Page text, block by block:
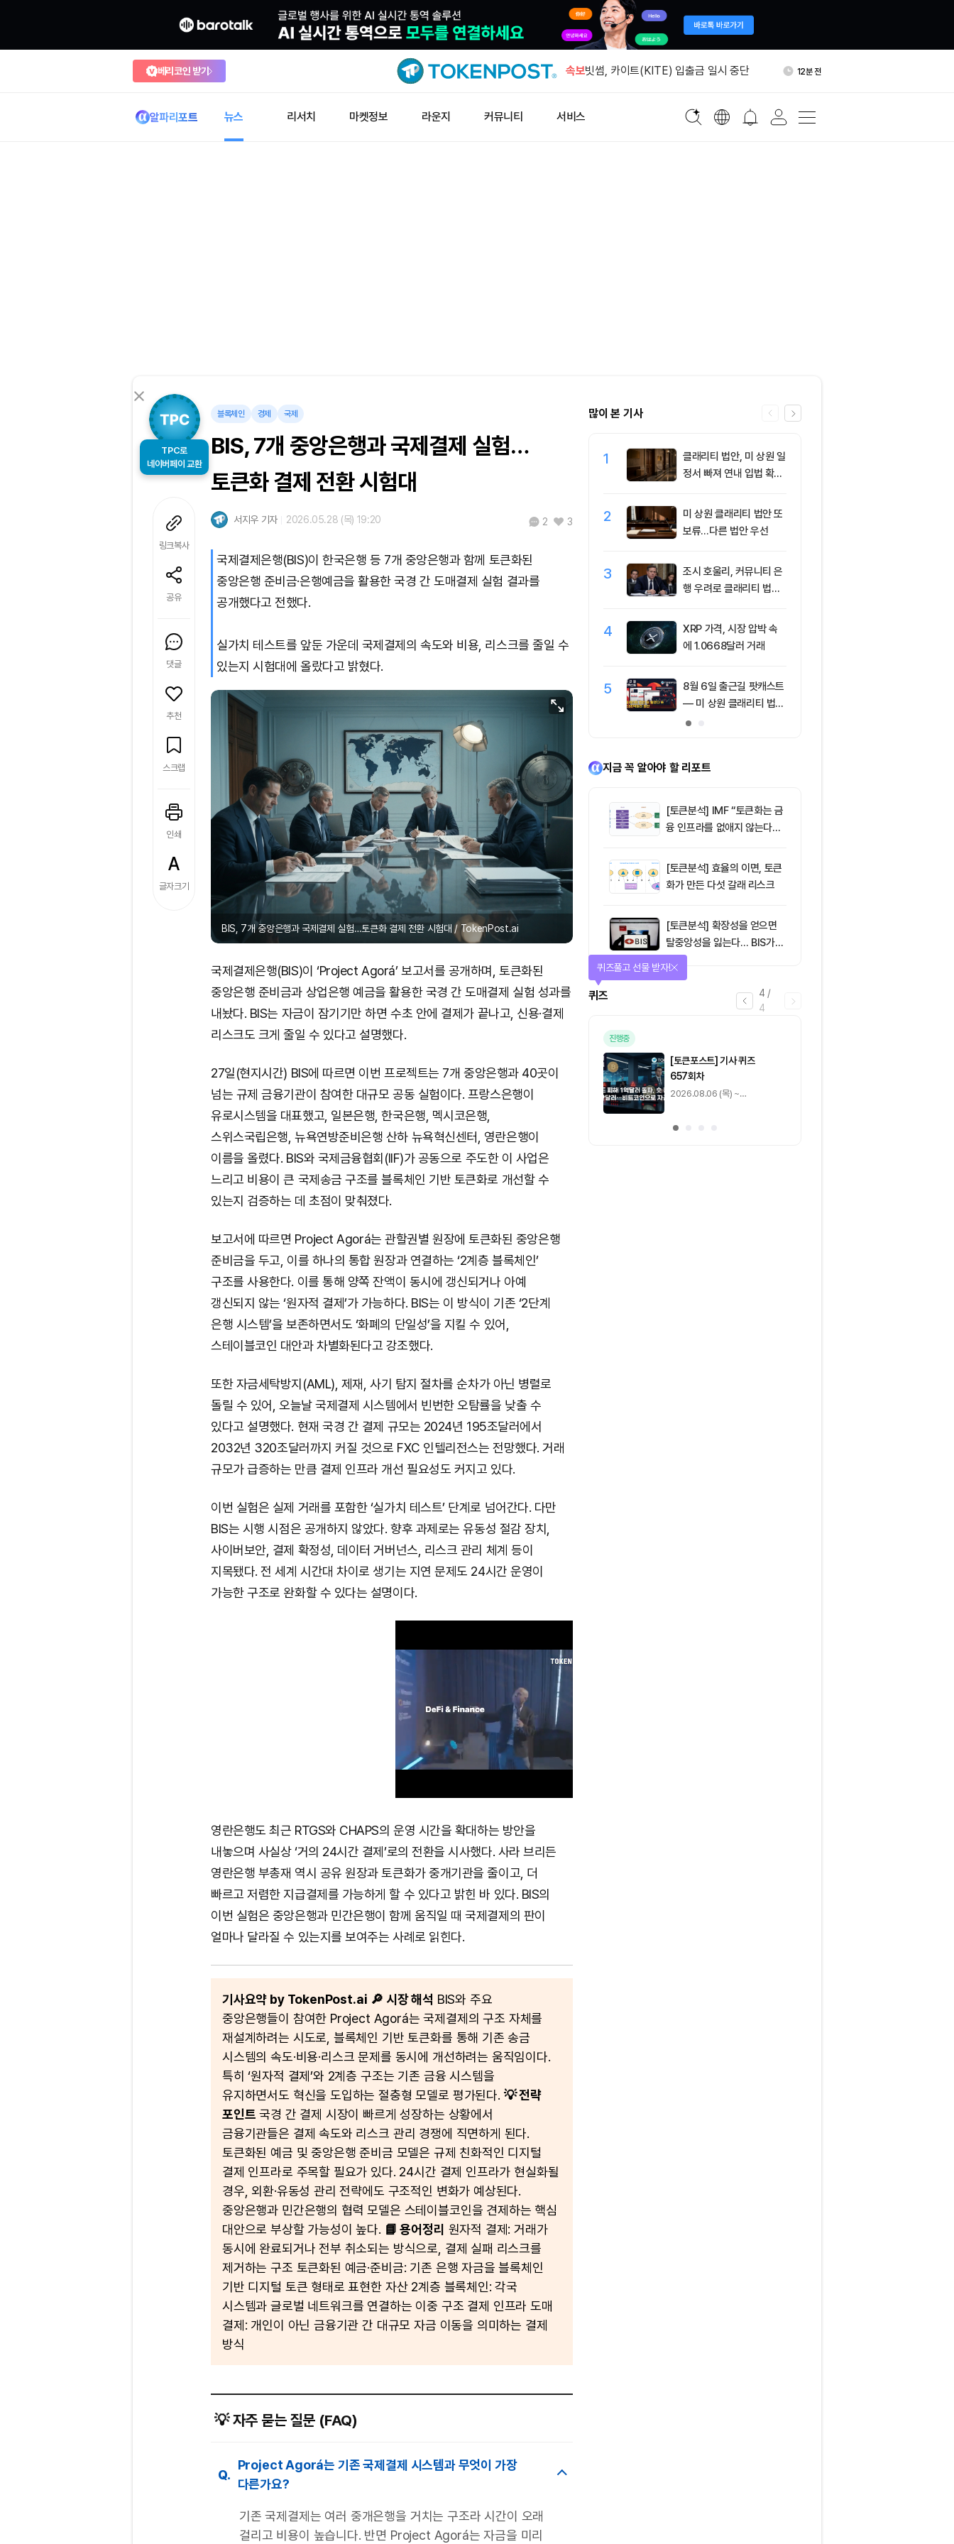
베리코인 받기 속보
바운스 프리딕트, 소더비 보석 경매 예측
빗썸, 카이트(KITE) 입출금 일시 중단 12분 전
알파리포트 뉴스 리서치 마켓정보 라운지 커뮤니티 서비스
TPC로
네이버페이 교환
링크복사
공유
댓글
추천
스크랩
인쇄
글자크기
블록체인 경제 국제
BIS, 7개 중앙은행과 국제결제 실험…
토큰화 결제 전환 시험대
서지우 기자 2026.05.28 (목) 19:20 2 3
국제결제은행(BIS)이 한국은행 등 7개 중앙은행과 함께 토큰화된
중앙은행 준비금·은행예금을 활용한 국경 간 도매결제 실험 결과를
공개했다고 전했다.
실가치 테스트를 앞둔 가운데 국제결제의 속도와 비용, 리스크를 줄일 수
있는지 시험대에 올랐다고 밝혔다.
BIS, 7개 중앙은행과 국제결제 실험…토큰화 결제 전환 시험대 / TokenPost.ai
국제결제은행(BIS)이 ‘Project Agorá’ 보고서를 공개하며, 토큰화된
중앙은행 준비금과 상업은행 예금을 활용한 국경 간 도매결제 실험 성과를
내놨다. BIS는 자금이 잠기기만 하면 수초 안에 결제가 끝나고, 신용·결제
리스크도 크게 줄일 수 있다고 설명했다.
27일(현지시간) BIS에 따르면 이번 프로젝트는 7개 중앙은행과 40곳이
넘는 규제 금융기관이 참여한 대규모 공동 실험이다. 프랑스은행이
유로시스템을 대표했고, 일본은행, 한국은행, 멕시코은행,
스위스국립은행, 뉴욕연방준비은행 산하 뉴욕혁신센터, 영란은행이
이름을 올렸다. BIS와 국제금융협회(IIF)가 공동으로 주도한 이 사업은
느리고 비용이 큰 국제송금 구조를 블록체인 기반 토큰화로 개선할 수
있는지 검증하는 데 초점이 맞춰졌다.
보고서에 따르면 Project Agorá는 관할권별 원장에 토큰화된 중앙은행
준비금을 두고, 이를 하나의 통합 원장과 연결하는 ‘2계층 블록체인’
구조를 사용한다. 이를 통해 양쪽 잔액이 동시에 갱신되거나 아예
갱신되지 않는 ‘원자적 결제’가 가능하다. BIS는 이 방식이 기존 ‘2단계
은행 시스템’을 보존하면서도 ‘화폐의 단일성’을 지킬 수 있어,
스테이블코인 대안과 차별화된다고 강조했다.
또한 자금세탁방지(AML), 제재, 사기 탐지 절차를 순차가 아닌 병렬로
돌릴 수 있어, 오늘날 국제결제 시스템에서 빈번한 오탐률을 낮출 수
있다고 설명했다. 현재 국경 간 결제 규모는 2024년 195조달러에서
2032년 320조달러까지 커질 것으로 FXC 인텔리전스는 전망했다. 거래
규모가 급증하는 만큼 결제 인프라 개선 필요성도 커지고 있다.
이번 실험은 실제 거래를 포함한 ‘실가치 테스트’ 단계로 넘어간다. 다만
BIS는 시행 시점은 공개하지 않았다. 향후 과제로는 유동성 절감 장치,
사이버보안, 결제 확정성, 데이터 거버넌스, 리스크 관리 체계 등이
지목됐다. 전 세계 시간대 차이로 생기는 지연 문제도 24시간 운영이
가능한 구조로 완화할 수 있다는 설명이다.
영란은행도 최근 RTGS와 CHAPS의 운영 시간을 확대하는 방안을
내놓으며 사실상 ‘거의 24시간 결제’로의 전환을 시사했다. 사라 브리든
영란은행 부총재 역시 공유 원장과 토큰화가 중개기관을 줄이고, 더
빠르고 저렴한 지급결제를 가능하게 할 수 있다고 밝힌 바 있다. BIS의
이번 실험은 중앙은행과 민간은행이 함께 움직일 때 국제결제의 판이
얼마나 달라질 수 있는지를 보여주는 사례로 읽힌다.
기사요약 by TokenPost.ai 🔎 시장 해석 BIS와 주요
중앙은행들이 참여한 Project Agorá는 국제결제의 구조 자체를
재설계하려는 시도로, 블록체인 기반 토큰화를 통해 기존 송금
시스템의 속도·비용·리스크 문제를 동시에 개선하려는 움직임이다.
특히 ‘원자적 결제’와 2계층 구조는 기존 금융 시스템을
유지하면서도 혁신을 도입하는 절충형 모델로 평가된다. 💡 전략
포인트 국경 간 결제 시장이 빠르게 성장하는 상황에서
금융기관들은 결제 속도와 리스크 관리 경쟁에 직면하게 된다.
토큰화된 예금 및 중앙은행 준비금 모델은 규제 친화적인 디지털
결제 인프라로 주목할 필요가 있다. 24시간 결제 인프라가 현실화될
경우, 외환·유동성 관리 전략에도 구조적인 변화가 예상된다.
중앙은행과 민간은행의 협력 모델은 스테이블코인을 견제하는 핵심
대안으로 부상할 가능성이 높다. 📘 용어정리 원자적 결제: 거래가
동시에 완료되거나 전부 취소되는 방식으로, 결제 실패 리스크를
제거하는 구조 토큰화된 예금·준비금: 기존 은행 자금을 블록체인
기반 디지털 토큰 형태로 표현한 자산 2계층 블록체인: 각국
시스템과 글로벌 네트워크를 연결하는 이중 구조 결제 인프라 도매
결제: 개인이 아닌 금융기관 간 대규모 자금 이동을 의미하는 결제
방식
💡 자주 묻는 질문 (FAQ)
Q.
Project Agorá는 기존 국제결제 시스템과 무엇이 가장
다른가요?
기존 국제결제는 여러 중개은행을 거치는 구조라 시간이 오래
걸리고 비용이 높습니다. 반면 Project Agorá는 자금을 미리
많이 본 기사
1
클래리티 법안, 미 상원 일
정서 빠져 연내 입법 확률
2
미 상원 클래리티 법안 또
보류…다른 법안 우선
3
조시 호울리, 커뮤니티 은
행 우려로 클래리티 법안
4
XRP 가격, 시장 압박 속
에 1.0668달러 거래
5
8월 6일 출근길 팟캐스트
— 미 상원 클래리티 법안
또 밀렸다…비트코인·이더
지금 꼭 알아야 할 리포트
[토큰분석] IMF “토큰화는 금
융 인프라를 없애지 않는다…
뿐”
[토큰분석] 효율의 이면, 토큰
화가 만든 다섯 갈래 리스크
[토큰분석] 확장성을 얻으면
탈중앙성을 잃는다… BIS가
짚은 블록체인 ‘분열의 경제
1/
미션
매일 미션을 완료하고 보상을 획득!
기사 스탬프 0